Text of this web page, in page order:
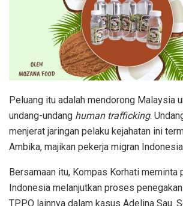
Peluang itu adalah mendorong Malaysia
undang-undang human trafficking.
menjerat jaringan pelaku kejahatan ini
Ambika, majikan pekerja migran
Bersamaan itu, Kompas Korhati meminta
Indonesia melanjutkan proses
TPPO lainnya dalam kasus Adelina Sau.